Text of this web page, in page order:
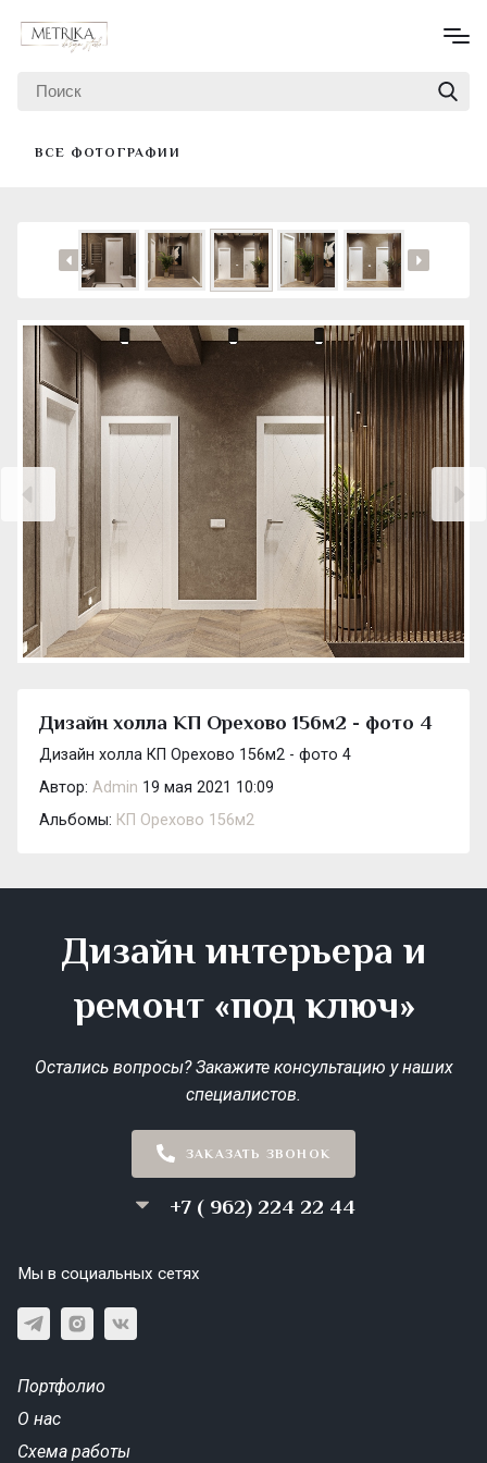
ВСЕ ФОТОГРАФИИ
Дизайн холла КП Орехово 156м2 - фото 4
Дизайн холла КП Орехово 156м2 - фото 4
Автор: Admin 19 мая 2021 10:09
Альбомы: КП Орехово 156м2
Дизайн интерьера и
ремонт «под ключ»
Остались вопросы? Закажите консультацию у наших
специалистов.
ЗАКАЗАТЬ ЗВОНОК
+7 ( 962) 224 22 44
Мы в социальных сетях
Портфолио
О нас
Схема работы